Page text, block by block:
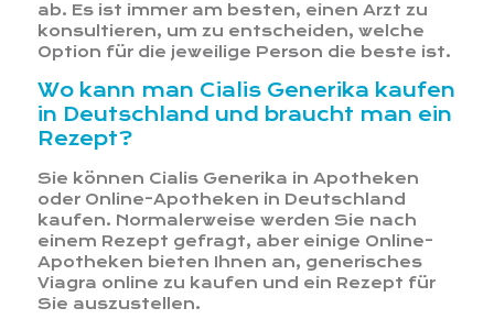
ab. Es ist immer am besten, einen Arzt zu
konsultieren, um zu entscheiden, welche
Option für die jeweilige Person die beste ist.
Wo kann man Cialis Generika kaufen
in Deutschland und braucht man ein
Rezept?
Sie können Cialis Generika in Apotheken
oder Online-Apotheken in Deutschland
kaufen. Normalerweise werden Sie nach
einem Rezept gefragt, aber einige Online-
Apotheken bieten Ihnen an, generisches
Viagra online zu kaufen und ein Rezept für
Sie auszustellen.